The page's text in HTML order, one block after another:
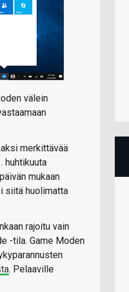
välein
merkittävää
huhtikuuta
mukaan
siitä huolimatta
rajoitu vain
-tila. Game Moden
. Pelaaville